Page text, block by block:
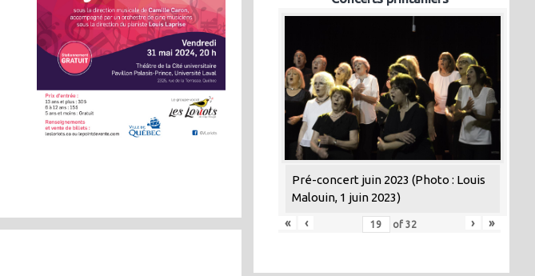
Pré-concert juin 2023 (Photo : Louis
Malouin, 1 juin 2023)
«
‹ of 32 › »